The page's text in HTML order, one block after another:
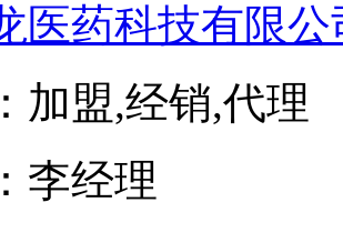
医药科技有限公
盟,经销,代理
李经理